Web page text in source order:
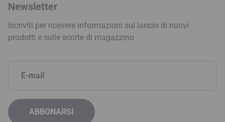
Newsletter
Iscriviti per ricevere informazioni sul lancio di nuovi
prodotti e sulle scorte di magazzino